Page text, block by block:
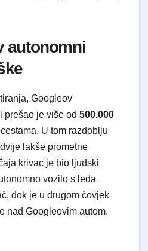
autonomni
Googleov
prešao je više od 500.000
U tom razdoblju
lakše prometne
krivac je bio ljudski
vozilo s leđa
dok je u drugom čovjek
nad Googleovim autom.